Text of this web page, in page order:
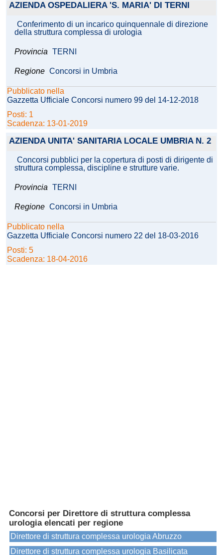
AZIENDA OSPEDALIERA 'S. MARIA' DI TERNI
Conferimento di un incarico quinquennale di direzione
della struttura complessa di urologia
Provincia TERNI
Regione Concorsi in Umbria
Pubblicato nella
Gazzetta Ufficiale Concorsi numero 99 del 14-12-2018
Posti: 1
Scadenza: 13-01-2019
AZIENDA UNITA' SANITARIA LOCALE UMBRIA N. 2
Concorsi pubblici per la copertura di posti di dirigente di
struttura complessa, discipline e strutture varie.
Provincia TERNI
Regione Concorsi in Umbria
Pubblicato nella
Gazzetta Ufficiale Concorsi numero 22 del 18-03-2016
Posti: 5
Scadenza: 18-04-2016
Concorsi per Direttore di struttura complessa
urologia elencati per regione
Direttore di struttura complessa urologia Abruzzo
Direttore di struttura complessa urologia Basilicata